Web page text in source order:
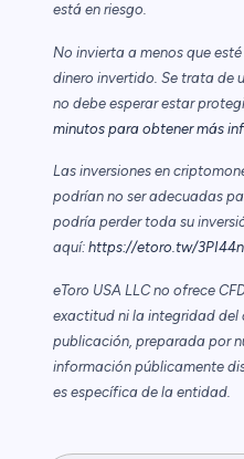
está en riesgo.
No invierta a menos que
dinero invertido. Se trata de
no debe esperar estar
minutos para obtener más
Las inversiones en
podrían no ser adecuadas
podría perder toda su
aquí: https://etoro.tw/
eToro USA LLC no ofrece
exactitud ni la integridad del
publicación, preparada por
información públicamente
es específica de la entidad.